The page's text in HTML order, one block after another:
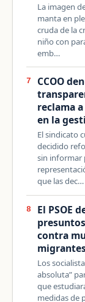
La imagen
manta en
cruda de la
niño con
emb…
7
CCOO
reclama
en la
El sindicato
decidido
sin informar
que las dec…
8
El PSOE
contra
Los
absoluta”
que
medidas de